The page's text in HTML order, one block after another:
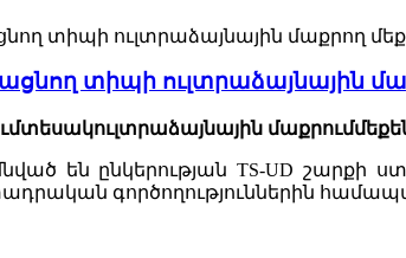
տիպի ուլտրաձայնային
տեսակուլտրաձայնային մաքրում
են ընկերության TS-UD շարքի
գործողություններին